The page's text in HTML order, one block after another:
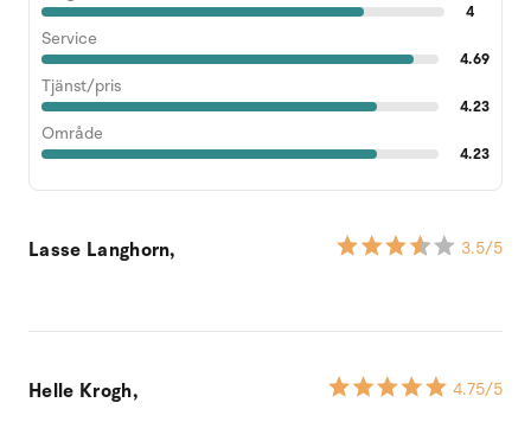
4
Service
4.69
Tjänst/pris
4.23
Område
4.23
Lasse Langhorn, 3.5/5
Helle Krogh, 4.75/5